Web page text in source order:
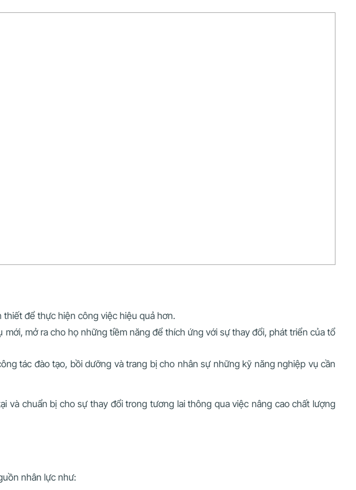
để thực hiện công việc hiệu quả hơn.
mở ra cho họ những tiềm năng để thích ứng với sự thay đổi, phát triển của tổ
tác đào tạo, bồi dưỡng và trang bị cho nhân sự những kỹ năng nghiệp vụ cần
và chuẩn bị cho sự thay đổi trong tương lai thông qua việc nâng cao chất lượng
nhân lực như: